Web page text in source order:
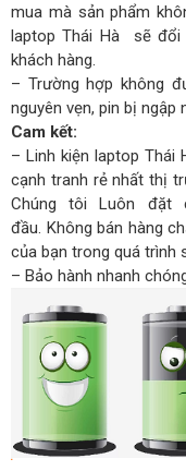
mua mà sản phẩm
laptop Thái Hà sẽ đổi
khách hàng.
– Trường hợp không
nguyên vẹn, pin bị ngập
Cam kết:
– Linh kiện laptop Thái
cạnh tranh rẻ nhất thị
Chúng tôi Luôn đặt
đầu. Không bán hàng
của bạn trong quá trình
– Bảo hành nhanh